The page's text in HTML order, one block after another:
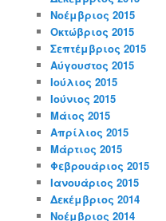
Νοέμβριος 2015
Οκτώβριος 2015
Σεπτέμβριος 2015
Αύγουστος 2015
Ιούλιος 2015
Ιούνιος 2015
Μάιος 2015
Απρίλιος 2015
Μάρτιος 2015
Φεβρουάριος 2015
Ιανουάριος 2015
Δεκέμβριος 2014
Νοέμβριος 2014